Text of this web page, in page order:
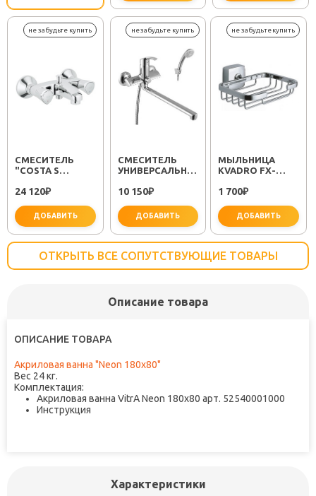
важно
СМЕСИТЕЛЬ
"COSTA S
24 120₽
ДОБАВИТЬ
не забудьте купить
СМЕСИТЕЛЬ
УНИВЕРСАЛЬНЫЙ
LM1151C"
10 150₽
ДОБАВИТЬ
МЫЛЬНИЦА
KVADRO FX-
1 700₽
ДОБАВИТЬ
ОТКРЫТЬ ВСЕ СОПУТСТВУЮЩИЕ ТОВАРЫ
Описание товара
ОПИСАНИЕ ТОВАРА
Акриловая ванна "Neon 180x80"
Вес 24 кг.
Комплектация:
Акриловая ванна VitrA Neon 180x80 арт. 52540001000
Инструкция
Характеристики